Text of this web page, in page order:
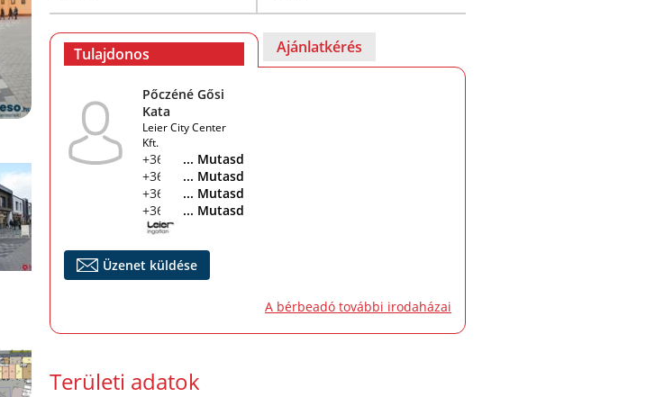
Tulajdonos Ajánlatkérés
Pőczéné Gősi
Kata
Leier City Center
Kft.
+36 30 537 5973
... Mutasd
+36 96 512 551
... Mutasd
+36 96 512 551
... Mutasd
+36 30 537 5973
... Mutasd
Üzenet küldése
A bérbeadó további irodaházai
Területi adatok